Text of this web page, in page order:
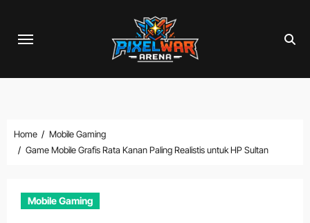
content
Home
Mobile Gaming
Game Mobile Grafis Rata Kanan Paling Realistis untuk HP Sultan
Mobile Gaming